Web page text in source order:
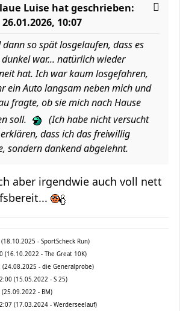
Luise hat geschrieben:
26.01.2026, 10:07
dann so spät losgelaufen, dass es
war... natürlich wieder
hat. Ich war kaum losgefahren,
ein Auto langsam neben mich und
fragte, ob sie mich nach Hause
soll.
(Ich habe nicht versucht
dass ich das freiwillig
sondern dankend abgelehnt.
aber irgendwie auch voll nett
- SportScheck Run)
(16.10.2022 - The Great 10K)
(24.08.2025 - die Generalprobe)
(15.05.2022 - S 25)
- BM)
(17.03.2024 - Werderseelauf)